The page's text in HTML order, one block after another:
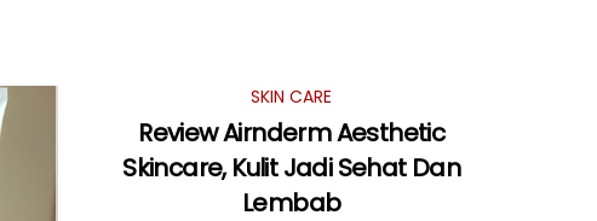
SKIN CARE
Review Airnderm Aesthetic
Skincare, Kulit Jadi Sehat Dan
Lembab